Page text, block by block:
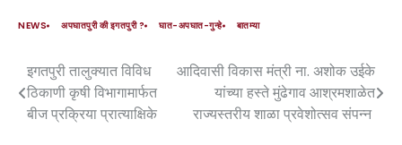
NEWS अपघातपुरी की इगतपुरी ? घात-अपघात-गुन्हे बातम्या
इगतपुरी तालुक्यात विविध
ठिकाणी कृषी विभागामार्फत
बीज प्रक्रिया प्रात्याक्षिके
आदिवासी विकास मंत्री ना. अशोक उईके
यांच्या हस्ते मुंढेगाव आश्रमशाळेत
राज्यस्तरीय शाळा प्रवेशोत्सव संपन्न